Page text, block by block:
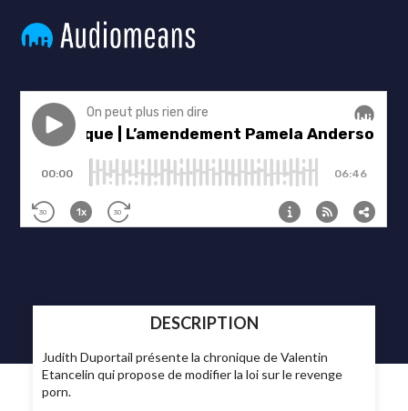
DESCRIPTION
Judith Duportail présente la chronique de Valentin
Etancelin qui propose de modifier la loi sur le revenge
porn.